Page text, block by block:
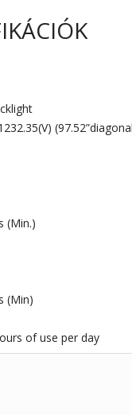
(Min.)
(Min)
of use per day